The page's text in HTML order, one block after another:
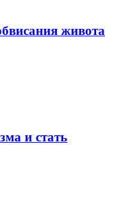
живота
и стать